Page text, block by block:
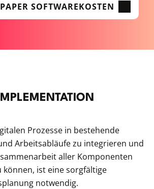
SOFTWAREKOSTEN
Prozesse in bestehende
Arbeitsabläufe zu integrieren und
aller Komponenten
können, ist eine sorgfältige
notwendig.